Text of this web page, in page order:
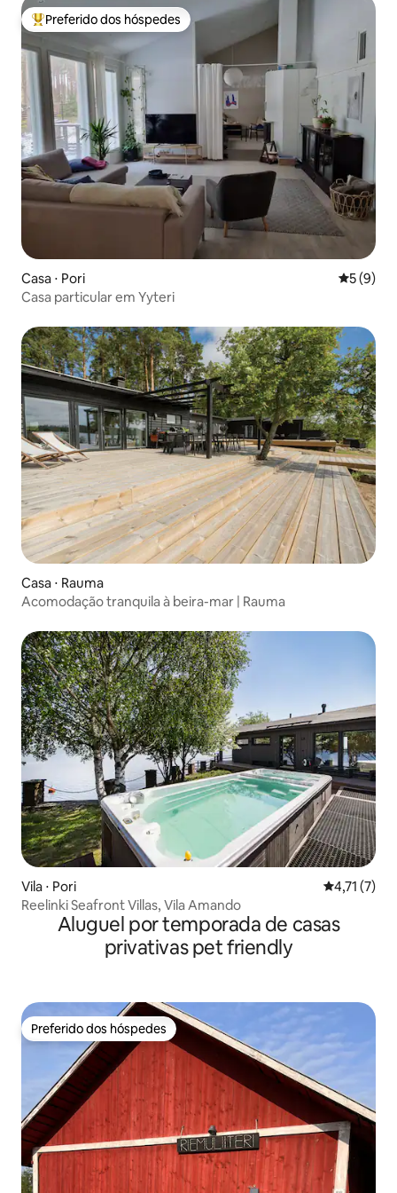
Entre os melhores preferidos dos hóspedes
Preferido dos hóspedes
Casa ⋅ Pori 5 de
5 (9)
Casa particular em Yyteri
Casa ⋅ Rauma
Acomodação tranquila à beira-mar | Rauma
Vila ⋅ Pori 4,71 de
4,71 (7)
Reelinki Seafront Villas, Vila Amando
Aluguel por temporada de casas
privativas pet friendly
Preferido dos hóspedes
Preferido dos hóspedes